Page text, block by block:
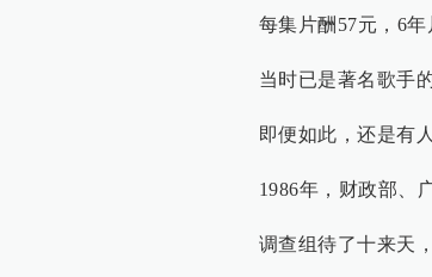
每集片酬57元，6年
当时已是著名歌手
即便如此，还是有
1986年，财政部、
调查组待了十来天